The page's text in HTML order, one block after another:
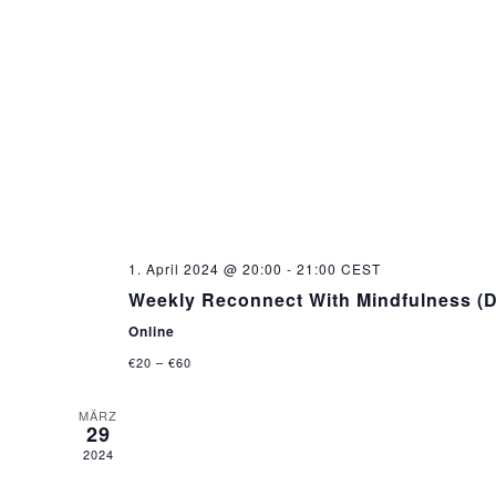
1. April 2024 @ 20:00 - 21:00 CEST
Weekly Reconnect With Mindfulness
Online
€20 – €60
MÄRZ
29
2024